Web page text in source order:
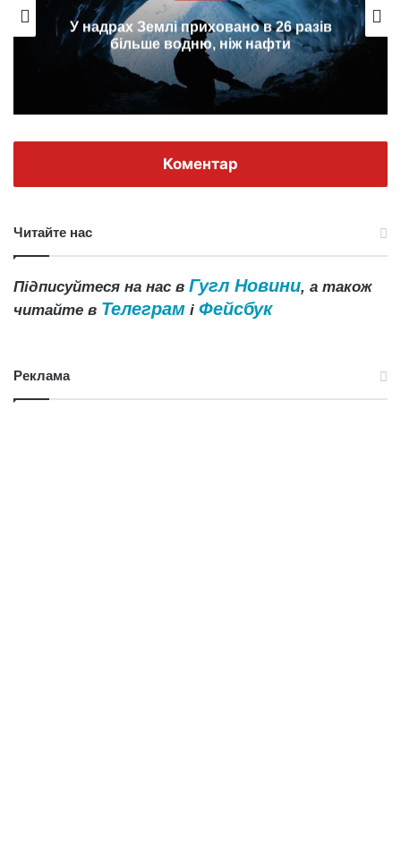
У надрах Землі приховано в 26 разів
більше водню, ніж нафти
Коментар
Читайте нас
Підписуйтеся на нас в Гугл Новини, а також
читайте в Телеграм і Фейсбук
Реклама